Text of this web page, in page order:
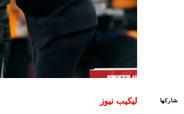
شاركها
ليكيب نيوز